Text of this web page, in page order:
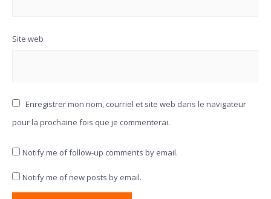
Site web
Enregistrer mon nom, courriel et site web dans le navigateur
pour la prochaine fois que je commenterai.
Notify me of follow-up comments by email.
Notify me of new posts by email.